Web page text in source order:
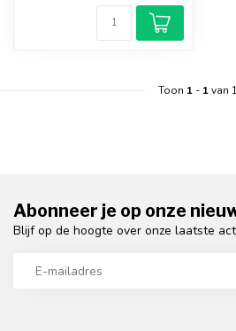
Toon 1- 1van 1
Abonneer je op onze
Blijf op de hoogte over onze laatste